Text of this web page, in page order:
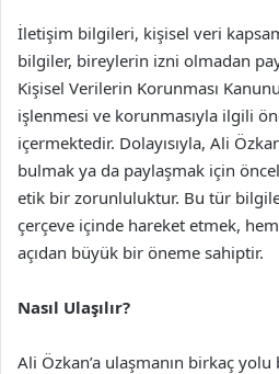
İletişim bilgileri, kişisel veri
bilgiler, bireylerin izni olmadan
Kişisel Verilerin Korunması
işlenmesi ve korunmasıyla ilgili
içermektedir. Dolayısıyla, Ali
bulmak ya da paylaşmak için
etik bir zorunluluktur. Bu tür
çerçeve içinde hareket etmek,
açıdan büyük bir öneme sahiptir.
Nasıl Ulaşılır?
Ali Özkan’a ulaşmanın birkaç